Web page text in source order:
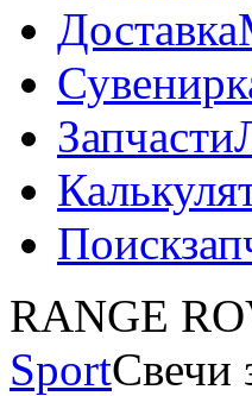
Доставка
Запчасти
Поиск
RANGE
SportСвечи